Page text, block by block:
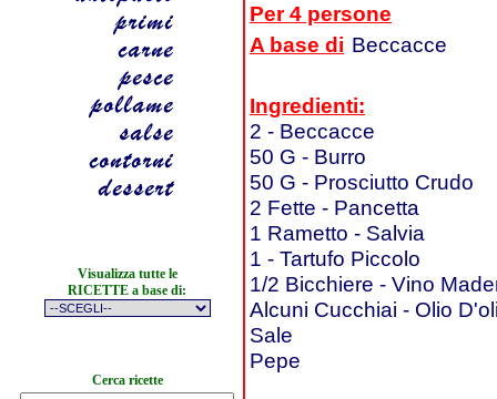
Visualizza tutte le
RICETTE a base di:
Cerca ricette
Per 4 persone
A base di Beccacce
Ingredienti:
2 - Beccacce
50 G - Burro
50 G - Prosciutto Crudo
2 Fette - Pancetta
1 Rametto - Salvia
1 - Tartufo Piccolo
1/2 Bicchiere - Vino
Alcuni Cucchiai - Olio
Sale
Pepe